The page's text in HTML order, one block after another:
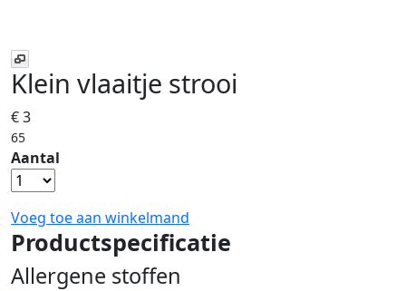
Klein vlaaitje strooi
€ 3
65
Aantal
Voeg toe aan winkelmand
Productspecificatie
Allergene stoffen